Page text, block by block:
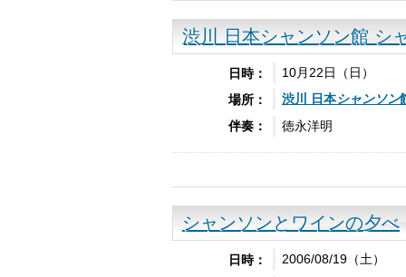
渋川 日本シャンソン館 シ
日時：
10月22日（日）
場所：
渋川 日本シャンソン
伴奏：
徳永洋明
シャンソンとワインの夕べ
日時： 2006/08/19（土）